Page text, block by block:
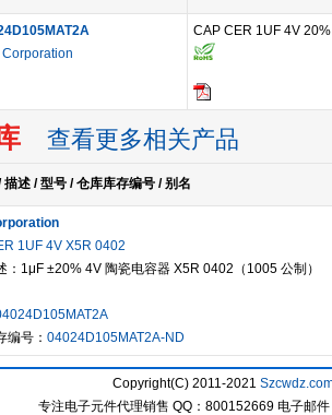
Corporation
CAP CER 1UF 4V
查看更多相关产品
描述 / 型号 / 仓库库存编号 / 别名
1UF 4V X5R 0402
：1μF ±20% 4V 陶瓷电容器 X5R 0402（1005 公制）
编号： 04024D105MAT2A-ND
Copyright(C) 2011-2021
专注电子元件代理销售 QQ：800152669 电子邮